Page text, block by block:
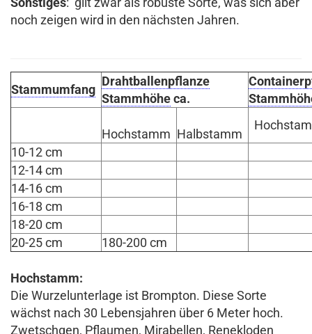
noch zeigen wird in den nächsten Jahren.
Stammumfang
Drahtballenpflanze
Stammhöheca.
Hochstamm Halbstamm
10-12 cm
12-14 cm
14-16 cm
16-18 cm
18-20 cm
20-25 cm
180-200 cm
Hochstamm:
Die Wurzelunterlage ist Brompton. Diese Sorte
wächst nach 30 Lebensjahren über 6 Meter hoch.
Zwetschgen, Pflaumen, Mirabellen, Renekloden